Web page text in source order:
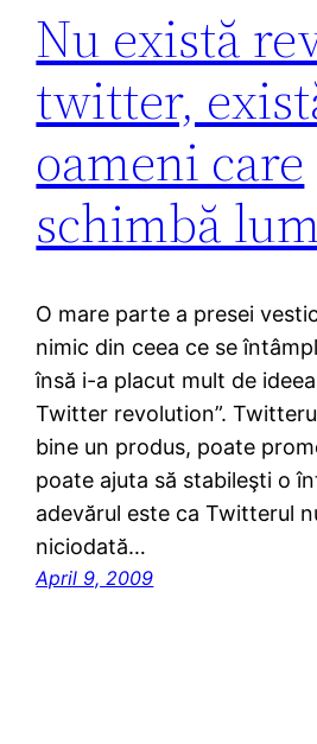
Nu există
twitter,
oameni care
schimbă
O mare parte a presei
nimic din ceea ce se
însă i-a placut mult de ideea
Twitter revolution”.
bine un produs, poate
poate ajuta să stabileşti o
adevărul este ca Twitterul
niciodată…
April 9, 2009